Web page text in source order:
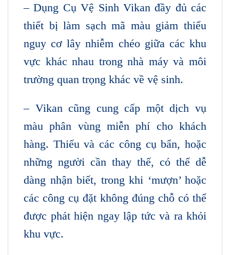
– Dụng Cụ Vệ Sinh Vikan đầy đủ các
thiết bị làm sạch mã màu giảm thiểu
nguy cơ lây nhiễm chéo giữa các khu
vực khác nhau trong nhà máy và môi
trường quan trọng khác về vệ sinh.
– Vikan cũng cung cấp một dịch vụ
màu phân vùng miễn phí cho khách
hàng. Thiếu và các công cụ bẩn, hoặc
những người cần thay thế, có thể dễ
dàng nhận biết, trong khi ‘mượn’ hoặc
các công cụ đặt không đúng chỗ có thể
được phát hiện ngay lập tức và ra khỏi
khu vực.